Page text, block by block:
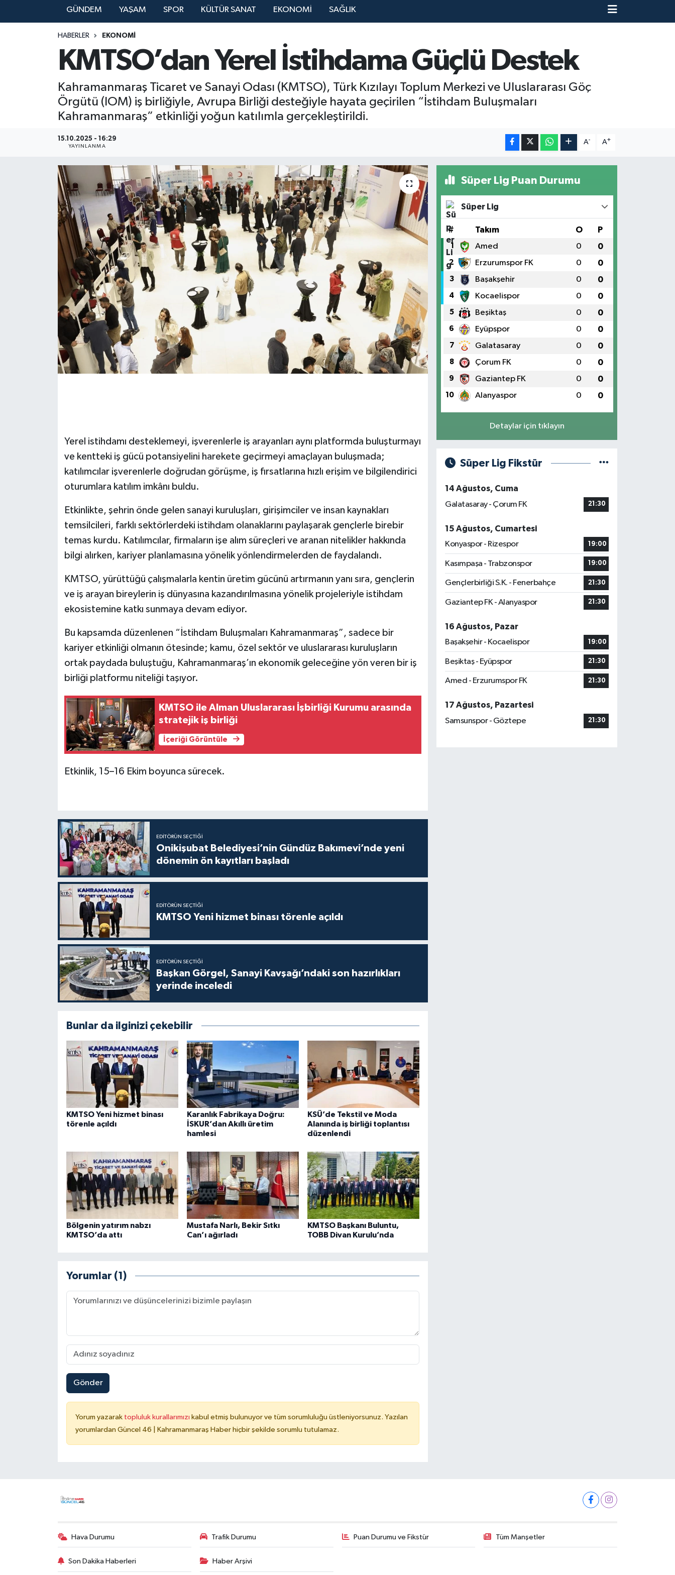
GÜNDEM YAŞAM SPOR KÜLTÜR SANAT EKONOMİ SAĞLIK
HABERLER EKONOMİ
KMTSO’dan Yerel İstihdama Güçlü Destek
Kahramanmaraş Ticaret ve Sanayi Odası (KMTSO), Türk Kızılayı Toplum Merkezi ve Uluslararası Göç
Örgütü (IOM) iş birliğiyle, Avrupa Birliği desteğiyle hayata geçirilen “İstihdam Buluşmaları
Kahramanmaraş” etkinliği yoğun katılımla gerçekleştirildi.
15.10.2025 - 16:29
YAYINLANMA
A- A+
Yerel istihdamı desteklemeyi, işverenlerle iş arayanları aynı platformda buluşturmayı
ve kentteki iş gücü potansiyelini harekete geçirmeyi amaçlayan buluşmada;
katılımcılar işverenlerle doğrudan görüşme, iş fırsatlarına hızlı erişim ve bilgilendirici
oturumlara katılım imkânı buldu.
Etkinlikte, şehrin önde gelen sanayi kuruluşları, girişimciler ve insan kaynakları
temsilcileri, farklı sektörlerdeki istihdam olanaklarını paylaşarak gençlerle birebir
temas kurdu. Katılımcılar, firmaların işe alım süreçleri ve aranan nitelikler hakkında
bilgi alırken, kariyer planlamasına yönelik yönlendirmelerden de faydalandı.
KMTSO, yürüttüğü çalışmalarla kentin üretim gücünü artırmanın yanı sıra, gençlerin
ve iş arayan bireylerin iş dünyasına kazandırılmasına yönelik projeleriyle istihdam
ekosistemine katkı sunmaya devam ediyor.
Bu kapsamda düzenlenen “İstihdam Buluşmaları Kahramanmaraş”, sadece bir
kariyer etkinliği olmanın ötesinde; kamu, özel sektör ve uluslararası kuruluşların
ortak paydada buluştuğu, Kahramanmaraş’ın ekonomik geleceğine yön veren bir iş
birliği platformu niteliği taşıyor.
KMTSO ile Alman Uluslararası İşbirliği Kurumu arasında
stratejik iş birliği
İçeriği Görüntüle
Etkinlik, 15–16 Ekim boyunca sürecek.
EDITÖRÜN SEÇTIĞI
Onikişubat Belediyesi’nin Gündüz Bakımevi’nde yeni
dönemin ön kayıtları başladı
EDITÖRÜN SEÇTIĞI
KMTSO Yeni hizmet binası törenle açıldı
EDITÖRÜN SEÇTIĞI
Başkan Görgel, Sanayi Kavşağı’ndaki son hazırlıkları
yerinde inceledi
Bunlar da ilginizi çekebilir
KMTSO Yeni hizmet binası
törenle açıldı
Karanlık Fabrikaya Doğru:
İSKUR’dan Akıllı üretim
hamlesi
KSÜ’de Tekstil ve Moda
Alanında iş birliği toplantısı
düzenlendi
Bölgenin yatırım nabzı
KMTSO’da attı
Mustafa Narlı, Bekir Sıtkı
Can’ı ağırladı
KMTSO Başkanı Buluntu,
TOBB Divan Kurulu’nda
Yorumlar (1)
Gönder
Yorum yazarak topluluk kurallarımızı kabul etmiş bulunuyor ve tüm sorumluluğu üstleniyorsunuz. Yazılan
yorumlardan Güncel 46 | Kahramanmaraş Haber hiçbir şekilde sorumlu tutulamaz.
Süper Lig Puan Durumu
Süper Lig
# Takım O P
1 Amed 0 0
2 Erzurumspor FK 0 0
3 Başakşehir 0 0
4 Kocaelispor 0 0
5 Beşiktaş 0 0
6 Eyüpspor 0 0
7 Galatasaray 0 0
8 Çorum FK 0 0
9 Gaziantep FK 0 0
10 Alanyaspor 0 0
Detaylar için tıklayın
Süper Lig Fikstür
14 Ağustos, Cuma
Galatasaray - Çorum FK
21:30
15 Ağustos, Cumartesi
Konyaspor - Rizespor
19:00
Kasımpaşa - Trabzonspor 19:00
Gençlerbirliği S.K. - Fenerbahçe 21:30
Gaziantep FK - Alanyaspor 21:30
16 Ağustos, Pazar
Başakşehir - Kocaelispor
19:00
Beşiktaş - Eyüpspor 21:30
Amed - Erzurumspor FK 21:30
17 Ağustos, Pazartesi
Samsunspor - Göztepe
21:30
Hava Durumu Trafik Durumu Puan Durumu ve Fikstür Tüm Manşetler
Son Dakika Haberleri Haber Arşivi